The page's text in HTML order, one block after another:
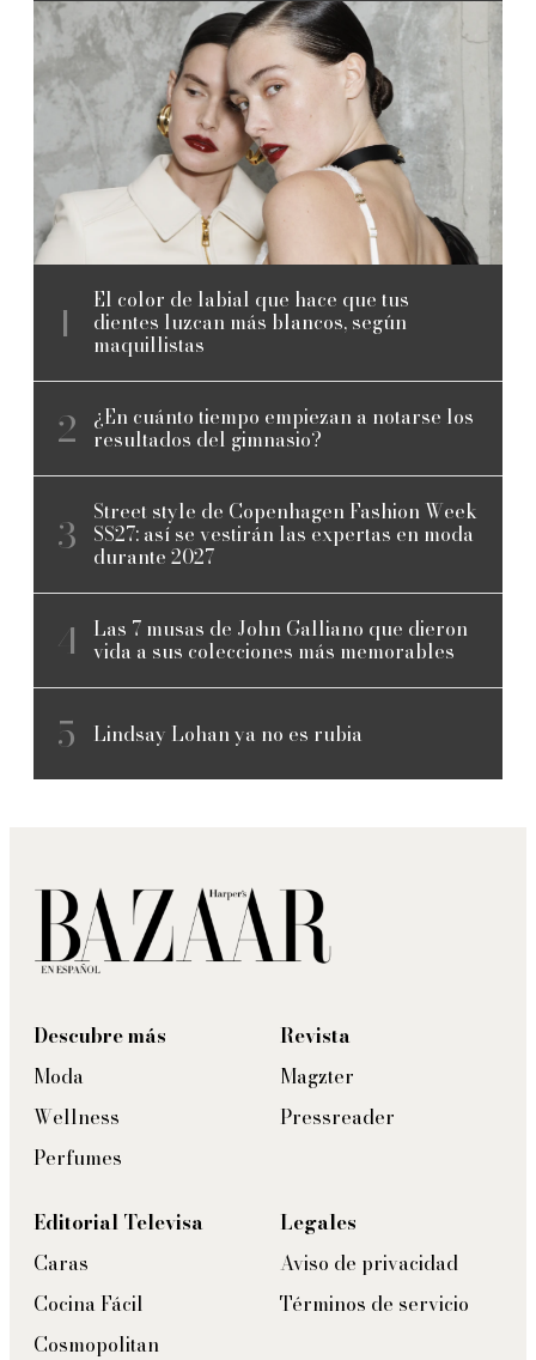
El color de labial que hace que tus
dientes luzcan más blancos, según
maquillistas
¿En cuánto tiempo empiezan a notarse los
resultados del gimnasio?
Street style de Copenhagen Fashion Week
SS27: así se vestirán las expertas en moda
durante 2027
Las 7 musas de John Galliano que dieron
vida a sus colecciones más memorables
Lindsay Lohan ya no es rubia
Descubre más
Moda
Wellness
Perfumes
Revista
Magzter
Pressreader
Editorial Televisa
Caras
Cocina Fácil
Cosmopolitan
Legales
Aviso de privacidad
Términos de servicio